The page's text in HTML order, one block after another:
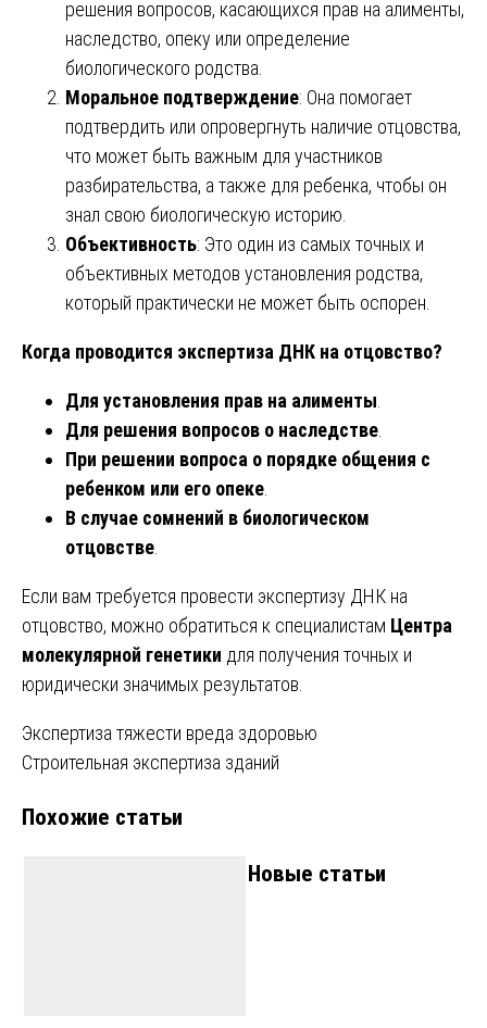
решения вопросов, касающихся прав на алименты,
наследство, опеку или определение
биологического родства.
Моральное подтверждение: Она помогает
подтвердить или опровергнуть наличие отцовства,
что может быть важным для участников
разбирательства, а также для ребенка, чтобы он
знал свою биологическую историю.
Объективность: Это один из самых точных и
объективных методов установления родства,
который практически не может быть оспорен.
Когда проводится экспертиза ДНК на отцовство?
Для установления прав на алименты
Для решения вопросов о наследстве
При решении вопроса о порядке общения с
ребенком или его опеке
В случае сомнений в биологическом
отцовстве
Если вам требуется провести экспертизу ДНК на
отцовство, можно обратиться к специалистам Центра
молекулярной генетики для получения точных и
юридически значимых результатов.
Навигация
по
записям
Экспертиза тяжести вреда здоровью
Строительная экспертиза зданий
Похожие статьи
Новые статьи